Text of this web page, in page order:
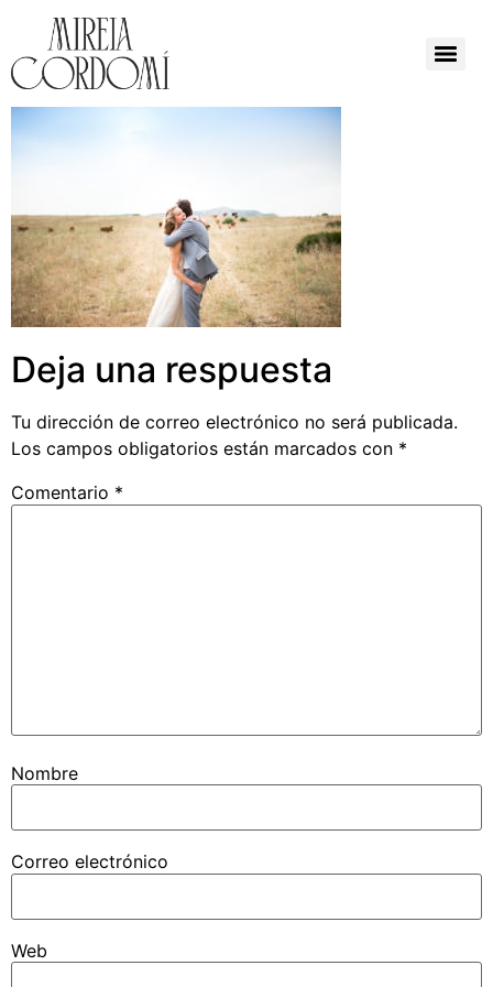
Deja una respuesta
Tu dirección de correo electrónico no será publicada.
Los campos obligatorios están marcados con *
Comentario *
Nombre
Correo electrónico
Web